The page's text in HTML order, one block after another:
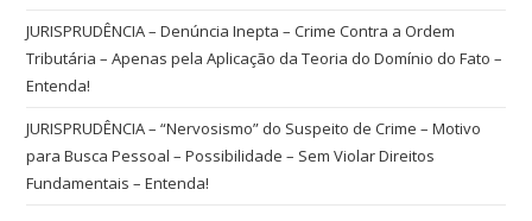
JURISPRUDÊNCIA – Denúncia Inepta – Crime Contra a Ordem
Tributária – Apenas pela Aplicação da Teoria do Domínio do Fato –
Entenda!
JURISPRUDÊNCIA – “Nervosismo” do Suspeito de Crime – Motivo
para Busca Pessoal – Possibilidade – Sem Violar Direitos
Fundamentais – Entenda!